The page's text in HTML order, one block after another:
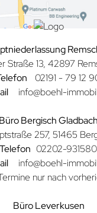
Straße 13, 42897
02191 - 79 12
info@boehl-
Büro Bergisch Gladbach
257, 51465
Telefon 02202-
info@boehl-
nur nach
Büro Leverkusen